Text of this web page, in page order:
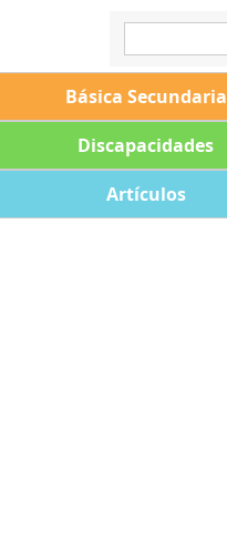
Básica Secundaria
Discapacidades
Artículos